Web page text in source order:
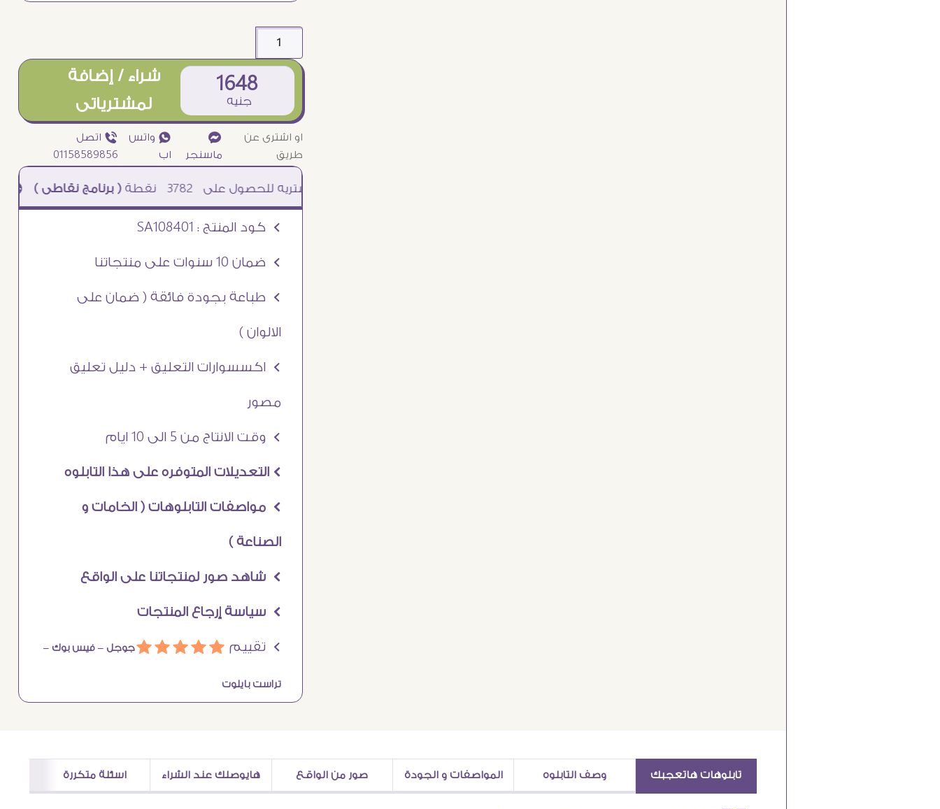
1648
جنيه
شراء / إضافة
لمشترياتى
او اشترى عن
طريق
¥
ماسنجر
₧ واتس
اب
ƒ اتصل
01158589856
3782 نقطة( برنامج نقاطى )à خصم 5% للعملاء الجدد à شحن مجانى عند الشراء ب 4000 جنيه à
Ö كود المنتج : SA108401
Ö ضمان 10 سنوات على منتجاتنا
Ö طباعة بجودة فائقة ( ضمان على
الالوان )
Ö اكسسوارات التعليق + دليل تعليق
مصور
Ö وقت الانتاج من 5 الى 10 ايام
Ö التعديلات المتوفره على هذا التابلوه
Ö مواصفات التابلوهات ( الخامات و
الصناعة )
Ö شاهد صور لمنتجاتنا على الواقع
Ö سياسة إرجاع المنتجات
Ö تقييم áááááجوجل – فيس بوك –
تراست بايلوت
تابلوهات هاتعجبك وصف التابلوه المواصفات و الجودة صور من الواقع هايوصلك عند الشراء اسئلة متكررة